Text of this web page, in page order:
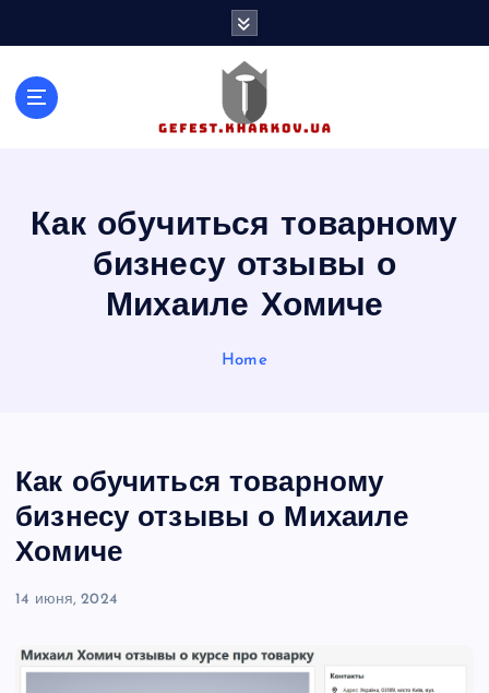
Как обучиться товарному
бизнесу отзывы о
Михаиле Хомиче
Home
Как обучиться товарному
бизнесу отзывы о Михаиле
Хомиче
14 июня, 2024